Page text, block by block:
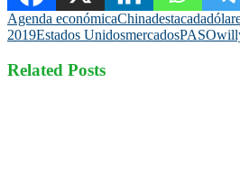
Agenda económicaChinadestacadadólar
2019Estados UnidosmercadosPASO
Related Posts